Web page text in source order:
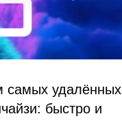
самых удалённых
быстро и